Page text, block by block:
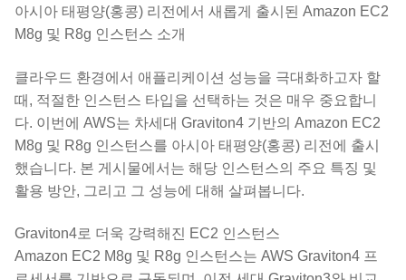
아시아 태평양(홍콩) 리전에서 새롭게 출시된 Amazon EC2
M8g 및 R8g 인스턴스 소개
클라우드 환경에서 애플리케이션 성능을 극대화하고자 할
때, 적절한 인스턴스 타입을 선택하는 것은 매우 중요합니
다. 이번에 AWS는 차세대 Graviton4 기반의 Amazon EC2
M8g 및 R8g 인스턴스를 아시아 태평양(홍콩) 리전에 출시
했습니다. 본 게시물에서는 해당 인스턴스의 주요 특징 및
활용 방안, 그리고 그 성능에 대해 살펴봅니다.
Graviton4로 더욱 강력해진 EC2 인스턴스
Amazon EC2 M8g 및 R8g 인스턴스는 AWS Graviton4 프